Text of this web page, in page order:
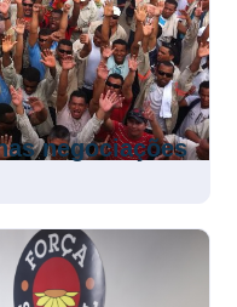
negociações